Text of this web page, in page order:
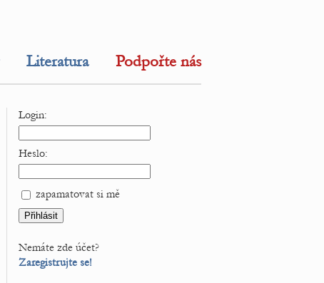
Literatura Podpořte nás
Login:
Heslo:
zapamatovat si mě
Nemáte zde účet?
Zaregistrujte se!